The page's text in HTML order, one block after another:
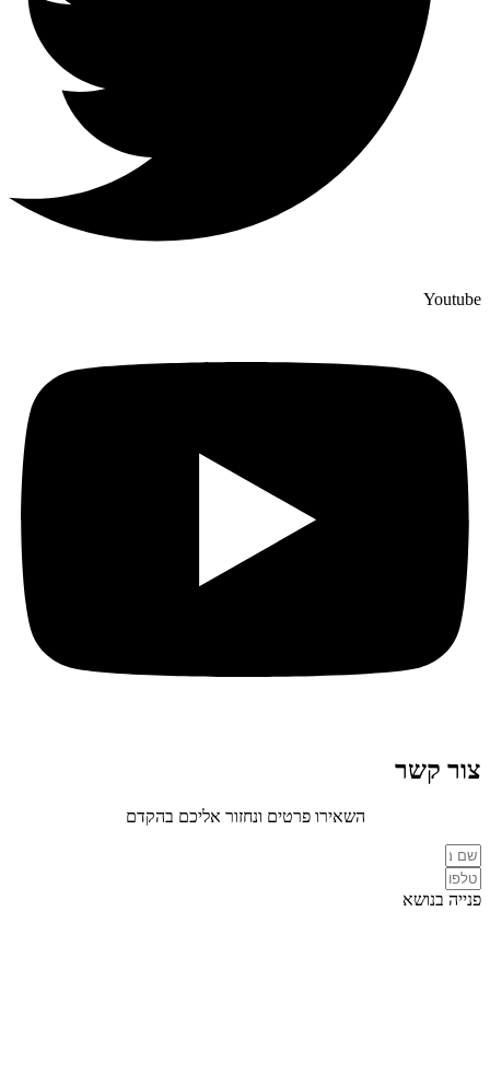
Youtube
צור קשר
השאירו פרטים ונחזור אליכם בהקדם
פנייה בנושא